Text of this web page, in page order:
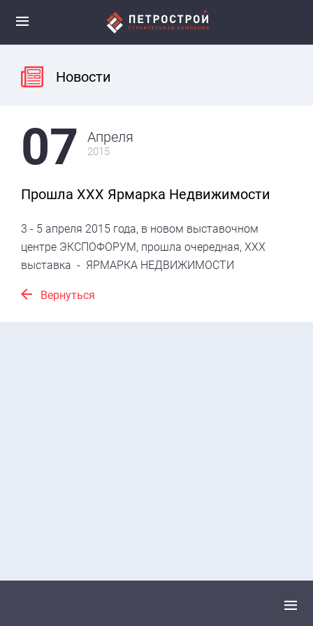
Новости
07 Апреля
2015
Прошла ХХХ Ярмарка Недвижимости
3 - 5 апреля 2015 года, в новом выставочном
центре ЭКСПОФОРУМ, прошла очередная, XXX
выставка - ЯРМАРКА НЕДВИЖИМОСТИ
Вернуться